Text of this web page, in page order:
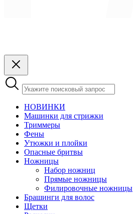
НОВИНКИ
Машинки для стрижки
Триммеры
Фены
Утюжки и плойки
Опасные бритвы
Ножницы
Набор ножниц
Прямые ножницы
Филировочные ножницы
Брашинги для волос
Щетки